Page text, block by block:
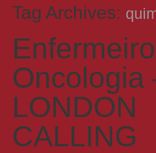
Tag Archives:
Oncologia
LONDON
CALLING